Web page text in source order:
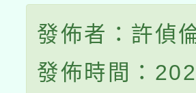
發佈者：許偵
發佈時間：